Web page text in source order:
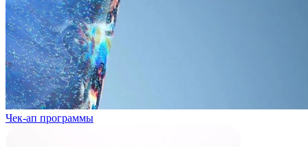
Чек-ап программы